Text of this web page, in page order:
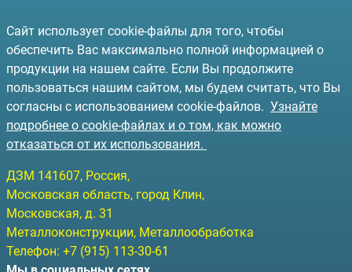
Сайт использует cookie-файлы для того, чтобы
обеспечить Вас максимально полной информацией о
продукции на нашем сайте. Если Вы продолжите
пользоваться нашим сайтом, мы будем считать, что Вы
согласны с использованием cookie-файлов. Узнайте
подробнее о cookie-файлах и о том, как можно
отказаться от их использования.
ДЗМ 141607, Россия,
Московская область, город Клин,
Московская, д. 31
Металлоконструкции, Металлообработка
Телефон: +7 (915) 113-30-61